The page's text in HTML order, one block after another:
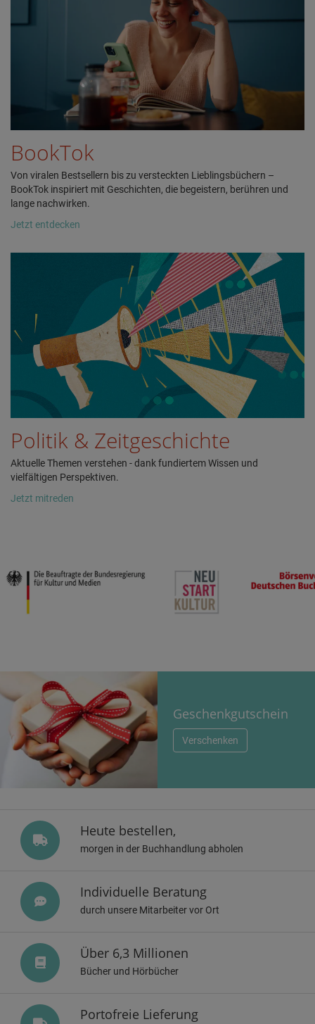
BookTok
Von viralen Bestsellern bis zu versteckten Lieblingsbüchern –
BookTok inspiriert mit Geschichten, die begeistern, berühren und
lange nachwirken.
Jetzt entdecken
Politik & Zeitgeschichte
Aktuelle Themen verstehen - dank fundiertem Wissen und
vielfältigen Perspektiven.
Jetzt mitreden
Geschenkgutschein
Verschenken
Heute bestellen,
morgen in der Buchhandlung abholen
Individuelle Beratung
durch unsere Mitarbeiter vor Ort
Über 6,3 Millionen
Bücher und Hörbücher
Portofreie Lieferung